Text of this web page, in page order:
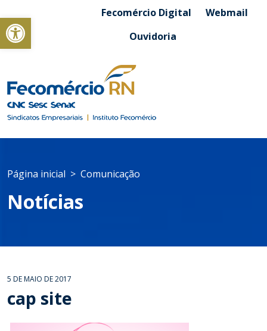
Abrir a barra de ferramentasFecomércio Digital
Webmail
Ouvidoria
Página inicial Comunicação
Notícias
5 DE MAIO DE 2017
cap site